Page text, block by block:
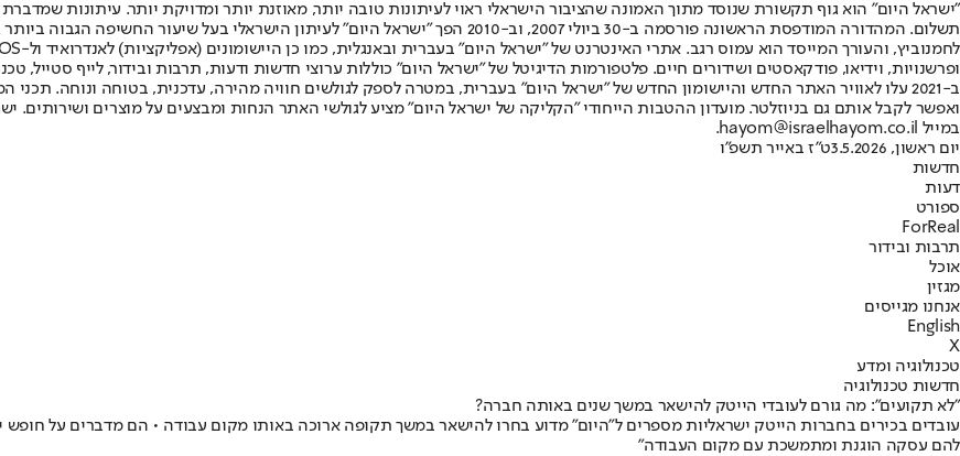
"ישראל היום" הוא גוף תקשורת שנוסד מתוך האמונה שהציבור הישראלי ראוי לעיתונות טובה יותר, מאוזנת יותר ומדויקת יותר. עיתונות
תשלום. המהדורה המודפסת הראשונה פורסמה ב-30 ביולי 2007, וב-2010 הפך "ישראל היום" לעיתון
ופרשנויות, וידיאו, פודקאסטים ושידורים חיים. פלטפורמות הדיגיטל של "ישראל היום" כוללות ערוצי חדשות ודעות, תרבות ובידור, לייף סטייל,
ב-2021 עלו לאוויר האתר החדש והיישומון החדש של "ישראל היום" בעברית, במטרה לספק לגולשים חוויה מהירה, עדכנית, בטוחה ונוחה.
ואפשר לקבל אותם גם בניוזלטר. מועדון ההטבות הייחודי "הקליקה של ישראל היום" מציע לגולשי האתר הנחות ומבצעים על מוצרים ושירותים.
במייל hayom@israelhayom.co.il.
יום ראשון, 3.5.2026
ט"ז באייר תשפ"ו
חדשות
דעות
ספורט
ForReal
תרבות ובידור
אוכל
מגזין
אנחנו מגייסים
English
X
טכנולוגיה ומדע
חדשות טכנולוגיה
"לא תקועים": מה גורם לעובדי הייטק להישאר במשך שנים באותה חברה?
עובדים בכירים בחברות הייטק ישראליות מספרים ל"היום" מדוע בחרו להישאר במשך תקופה ארוכה באותו מקום עבודה • הם מדברים על
להם עסקה הוגנת ומתמשכת עם מקום העבודה"